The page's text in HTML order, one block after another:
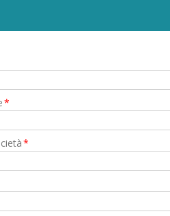
*
*